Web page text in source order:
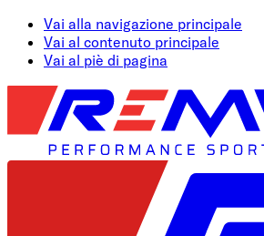
Vai alla navigazione principale
Vai al contenuto principale
Vai al piè di pagina